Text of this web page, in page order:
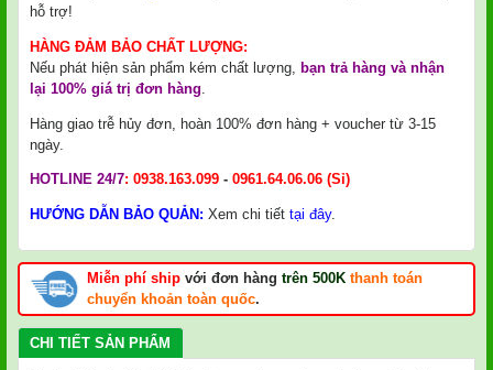
hỗ trợ!
HÀNG ĐẢM BẢO CHẤT LƯỢNG:
Nếu phát hiện sản phẩm kém chất lượng,
bạn trả hàng và nhận
lại 100% giá trị đơn hàng
Hàng giao trễ hủy đơn, hoàn 100% đơn hàng + voucher từ 3-15
ngày.
HOTLINE 24/7: 0938.163.099 - 0961.64.06.06 (Sỉ)
HƯỚNG DẪN BẢO QUẢN: Xem chi tiết tại đây.
Miễn phí ship với đơn hàng trên 500K thanh toán
chuyển khoản toàn quốc.
CHI TIẾT SẢN PHẨM